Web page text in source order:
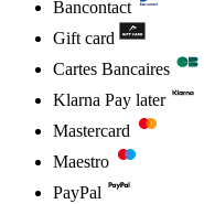
Bancontact
Gift card
Cartes Bancaires
Klarna Pay later
Mastercard
Maestro
PayPal